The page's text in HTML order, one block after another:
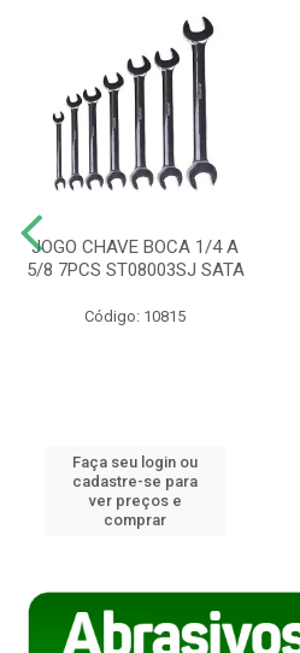
JOGO CHAVE BOCA 1/4 A
5/8 7PCS ST08003SJ SATA
Código: 10815
Faça seu login ou
cadastre-se para
ver preços e
comprar